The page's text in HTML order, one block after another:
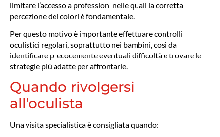
limitare l’accesso a professioni nelle quali la corretta
percezione dei colori è fondamentale.
Per questo motivo è importante effettuare controlli
oculistici regolari, soprattutto nei bambini, così da
identificare precocemente eventuali difficoltà e trovare le
strategie più adatte per affrontarle.
Quando rivolgersi
all’oculista
Una visita specialistica è consigliata quando: